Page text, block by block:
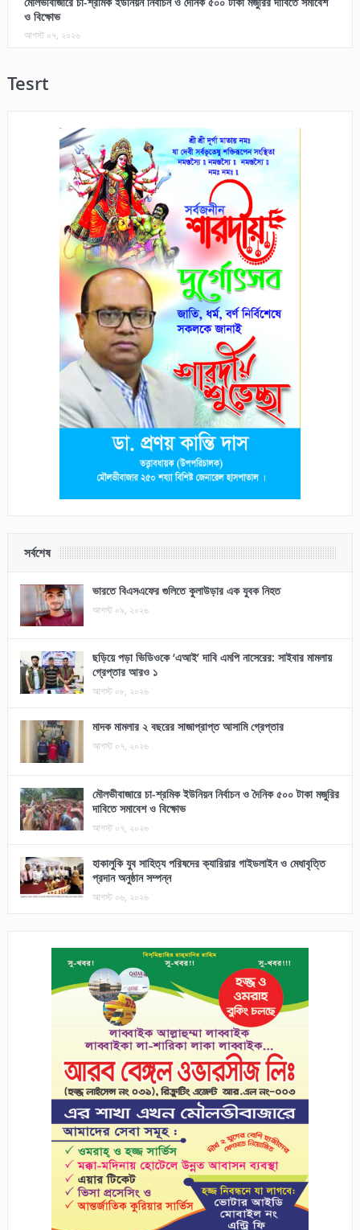
ও বিক্ষোভ
আগস্ট ০৭, ২০২৬
Tesrt
সর্বশেষ
ভারতে বিএসএফের গুলিতে কুলাউড়ার এক যুবক নিহত
আগস্ট ০৯, ২০২৬
ছড়িয়ে পড়া ভিডিওকে ‘এআই’ দাবি এমপি নাসেরের: সাইবার মামলায়
গ্রেপ্তার আরও ১
আগস্ট ০৮, ২০২৬
মাদক মামলার ২ বছরের সাজাপ্রাপ্ত আসামি গ্রেপ্তার
আগস্ট ০৭, ২০২৬
মৌলভীবাজারে চা-শ্রমিক ইউনিয়ন নির্বাচন ও দৈনিক ৫০০ টাকা মজুরির
দাবিতে সমাবেশ ও বিক্ষোভ
আগস্ট ০৭, ২০২৬
হাকালুকি যুব সাহিত্য পরিষদের ক্যারিয়ার গাইডলাইন ও মেধাবৃত্তি
প্রদান অনুষ্ঠান সম্পন্ন
আগস্ট ০৬, ২০২৬